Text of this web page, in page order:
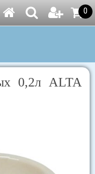
0
0,2л ALTA